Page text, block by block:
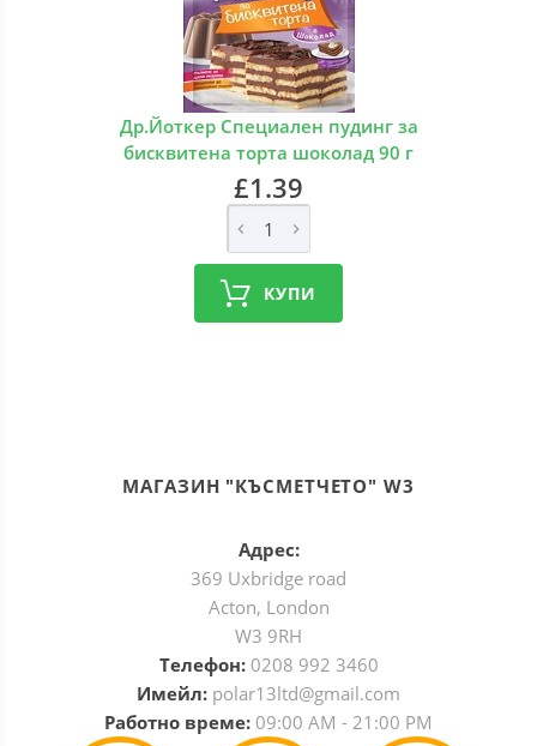
Др.Йоткер Специален пудинг за
бисквитена торта шоколад 90 г
£1.39
КУПИ
МАГАЗИН "КЪСМЕТЧЕТО" W3
Адрес:
369 Uxbridge road
Acton, London
W3 9RH
Телефон: 0208 992 3460
Имейл: polar13ltd@gmail.com
Работно време: 09:00 AM - 21:00 PM